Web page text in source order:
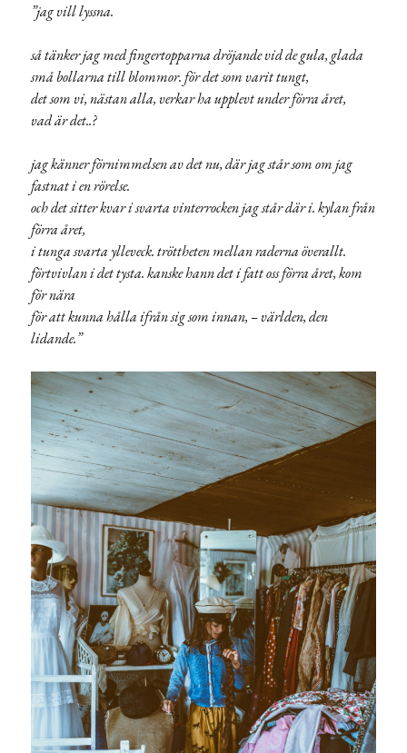
”jag vill lyssna.
så tänker jag med fingertopparna dröjande vid de gula, glada
små bollarna till blommor. för det som varit tungt,
det som vi, nästan alla, verkar ha upplevt under förra året,
vad är det..?
jag känner förnimmelsen av det nu, där jag står som om jag
fastnat i en rörelse.
och det sitter kvar i svarta vinterrocken jag står där i. kylan från
förra året,
i tunga svarta ylleveck. tröttheten mellan raderna överallt.
förtvivlan i det tysta. kanske hann det i fatt oss förra året, kom
för nära
för att kunna hålla ifrån sig som innan, – världen, den
lidande.”